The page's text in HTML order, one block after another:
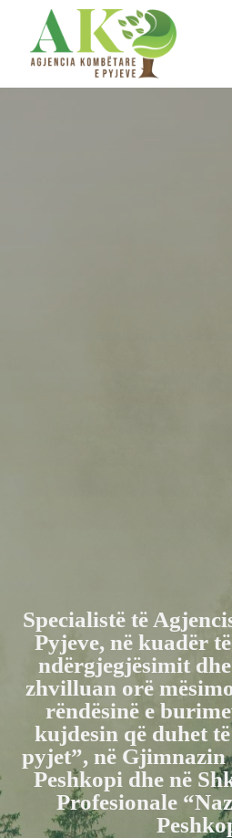
Specialistë të
Pyjeve, në kuadër
ndërgjegjësimit
zhvilluan orë
rëndësinë e
kujdesin që duhet
pyjet”, në Gjimnazin
Peshkopi dhe në
Profesionale